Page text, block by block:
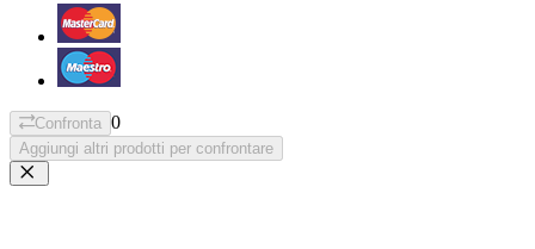
Confronta 0
Aggiungi altri prodotti per confrontare